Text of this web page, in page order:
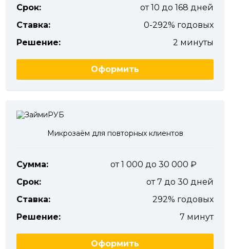
Срок:
от 10 до 168 дней
Ставка:
0-292% годовых
Решение:
2 минуты
Оформить
Микрозаём для повторных клиентов
Сумма:
от 1 000 до 30 000
Срок:
от 7 до 30 дней
Ставка:
292% годовых
Решение:
7 минут
Оформить